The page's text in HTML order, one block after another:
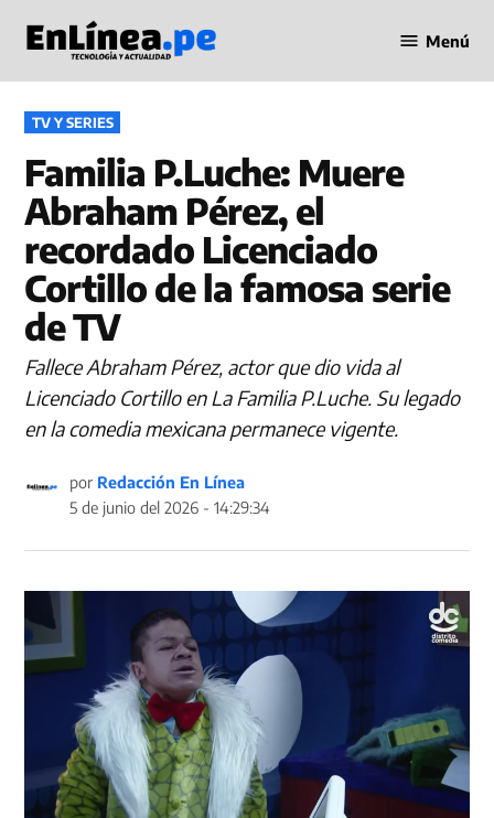
contenido
en Línea
Menú
PUBLICADO
EN
TV Y SERIES
Familia P.Luche: Muere
Abraham Pérez, el
recordado Licenciado
Cortillo de la famosa serie
de TV
Fallece Abraham Pérez, actor que dio vida al
Licenciado Cortillo en La Familia P.Luche. Su legado
en la comedia mexicana permanece vigente.
por Redacción En Línea
5 de junio del 2026 - 14:29:34